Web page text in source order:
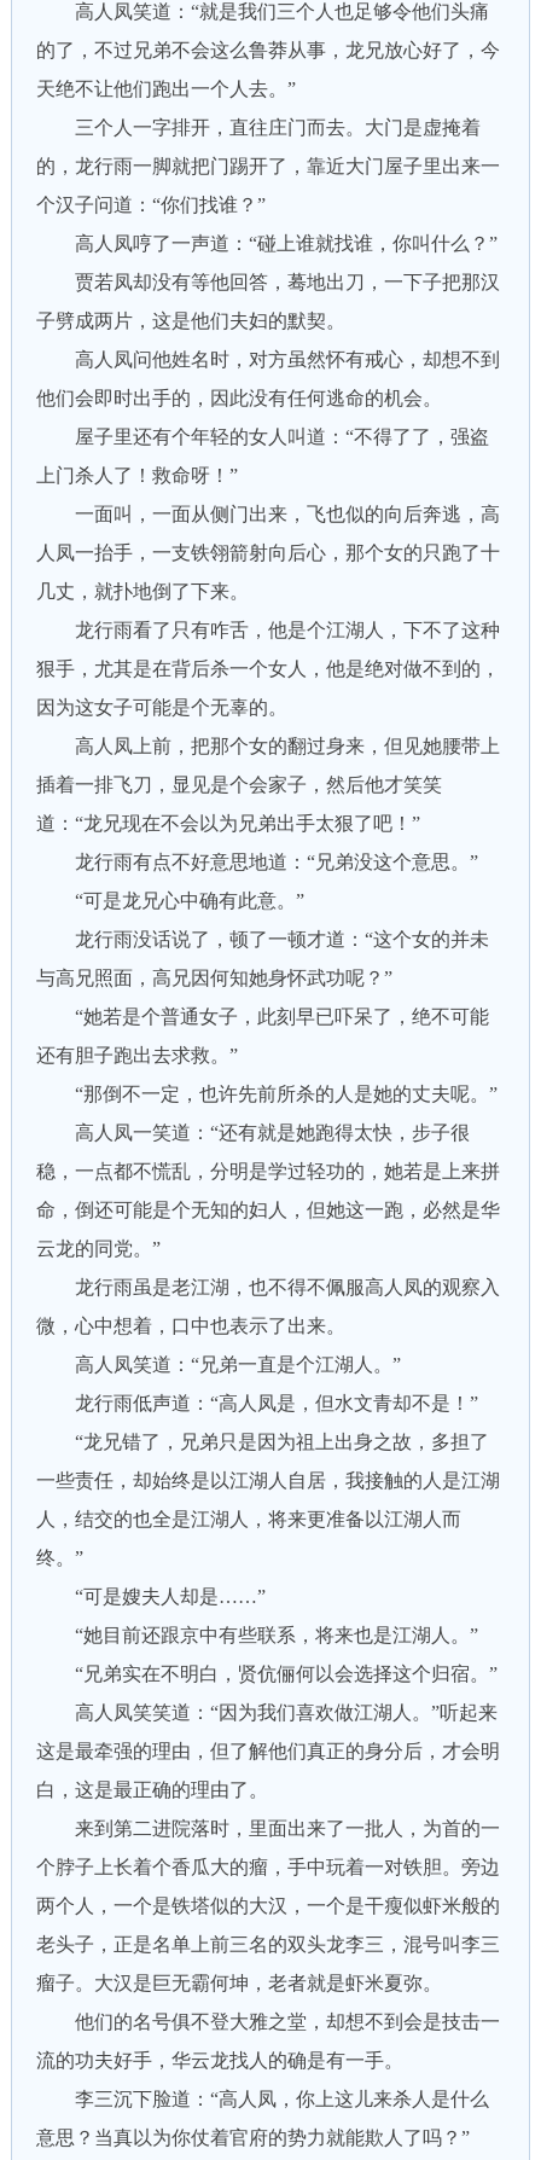
高人凤笑道：“就是我们三个人也足够令他们头痛
的了，不过兄弟不会这么鲁莽从事，龙兄放心好了，今
天绝不让他们跑出一个人去。”
三个人一字排开，直往庄门而去。大门是虚掩着
的，龙行雨一脚就把门踢开了，靠近大门屋子里出来一
个汉子问道：“你们找谁？”
高人凤哼了一声道：“碰上谁就找谁，你叫什么？”
贾若凤却没有等他回答，蓦地出刀，一下子把那汉
子劈成两片，这是他们夫妇的默契。
高人凤问他姓名时，对方虽然怀有戒心，却想不到
他们会即时出手的，因此没有任何逃命的机会。
屋子里还有个年轻的女人叫道：“不得了了，强盗
上门杀人了！救命呀！”
一面叫，一面从侧门出来，飞也似的向后奔逃，高
人凤一抬手，一支铁翎箭射向后心，那个女的只跑了十
几丈，就扑地倒了下来。
龙行雨看了只有咋舌，他是个江湖人，下不了这种
狠手，尤其是在背后杀一个女人，他是绝对做不到的，
因为这女子可能是个无辜的。
高人凤上前，把那个女的翻过身来，但见她腰带上
插着一排飞刀，显见是个会家子，然后他才笑笑
道：“龙兄现在不会以为兄弟出手太狠了吧！”
龙行雨有点不好意思地道：“兄弟没这个意思。”
“可是龙兄心中确有此意。”
龙行雨没话说了，顿了一顿才道：“这个女的并未
与高兄照面，高兄因何知她身怀武功呢？”
“她若是个普通女子，此刻早已吓呆了，绝不可能
还有胆子跑出去求救。”
“那倒不一定，也许先前所杀的人是她的丈夫呢。”
高人凤一笑道：“还有就是她跑得太快，步子很
稳，一点都不慌乱，分明是学过轻功的，她若是上来拼
命，倒还可能是个无知的妇人，但她这一跑，必然是华
云龙的同党。”
龙行雨虽是老江湖，也不得不佩服高人凤的观察入
微，心中想着，口中也表示了出来。
高人凤笑道：“兄弟一直是个江湖人。”
龙行雨低声道：“高人凤是，但水文青却不是！”
“龙兄错了，兄弟只是因为祖上出身之故，多担了
一些责任，却始终是以江湖人自居，我接触的人是江湖
人，结交的也全是江湖人，将来更准备以江湖人而
终。”
“可是嫂夫人却是……”
“她目前还跟京中有些联系，将来也是江湖人。”
“兄弟实在不明白，贤伉俪何以会选择这个归宿。”
高人凤笑笑道：“因为我们喜欢做江湖人。”听起来
这是最牵强的理由，但了解他们真正的身分后，才会明
白，这是最正确的理由了。
来到第二进院落时，里面出来了一批人，为首的一
个脖子上长着个香瓜大的瘤，手中玩着一对铁胆。旁边
两个人，一个是铁塔似的大汉，一个是干瘦似虾米般的
老头子，正是名单上前三名的双头龙李三，混号叫李三
瘤子。大汉是巨无霸何坤，老者就是虾米夏弥。
他们的名号俱不登大雅之堂，却想不到会是技击一
流的功夫好手，华云龙找人的确是有一手。
李三沉下脸道：“高人凤，你上这儿来杀人是什么
意思？当真以为你仗着官府的势力就能欺人了吗？”